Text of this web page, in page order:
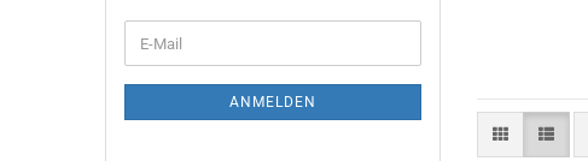
ZUR
E-
Mail
ANMELDEN